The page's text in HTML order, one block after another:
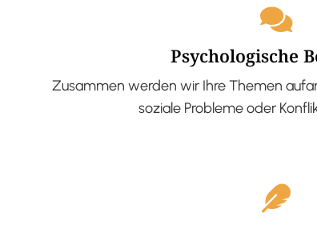
Psychologische
Zusammen werden wir Ihre Themen
soziale Probleme oder